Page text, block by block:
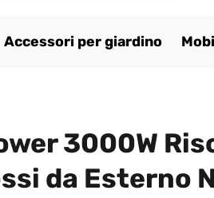
Accessori per giardino
3000W
da Esterno